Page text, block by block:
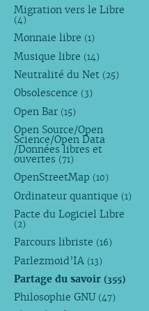
Migration vers le Libre
(4)
Monnaie libre (1)
Musique libre (14)
Neutralité du Net (25)
Obsolescence (3)
Open Bar (15)
Open Source/Open
Science/Open Data
/Données libres et
ouvertes (71)
OpenStreetMap (10)
Ordinateur quantique (1)
Pacte du Logiciel Libre
(2)
Parcours libriste (16)
Parlezmoid’IA (13)
Partage du savoir (355)
Philosophie GNU (47)